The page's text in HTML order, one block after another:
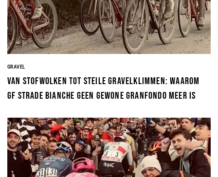
GRAVEL
Van stofwolken tot steile gravelklimmen: waarom
GF Strade Bianche geen gewone granfondo meer is